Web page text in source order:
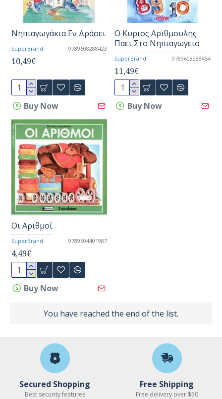
SuperBrand 9789608288423
Νηπιαγωγάκια Εν Δράσει
10,49€
Buy Now
SuperBrand 9789608288454
Ο Κυριος Αριθμουλης
Παει Στο Νηπιαγωγειο
11,49€
Buy Now
SuperBrand 9789604401987
Οι Αριθμοί
4,49€
Buy Now
You have reached the end of the list.
Secured Shopping
Best security features
Free Shipping
Free delivery over $50